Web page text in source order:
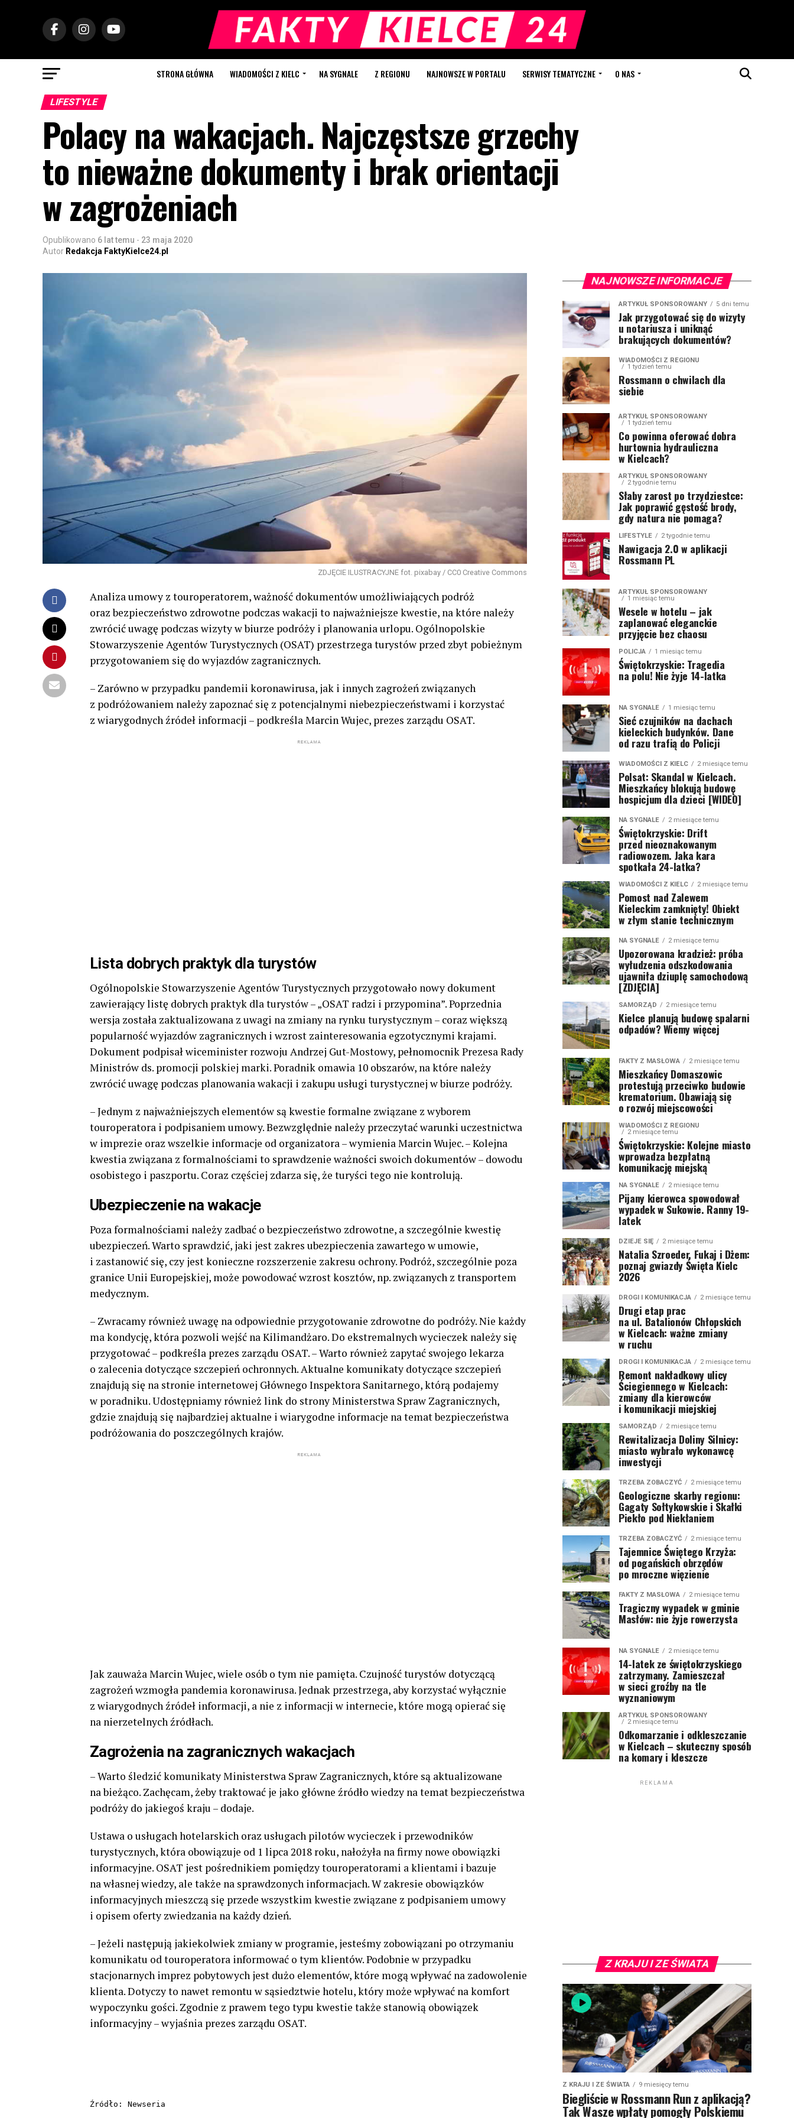
STRONA GŁÓWNA WIADOMOŚCI Z KIELC NA SYGNALE Z REGIONU NAJNOWSZE W PORTALU SERWISY TEMATYCZNE O NAS
LIFESTYLE
Polacy na wakacjach. Najczęstsze grzechy
to nieważne dokumenty i brak orientacji
w zagrożeniach
Opublikowano 6 lat temu - 23 maja 2020
Autor Redakcja FaktyKielce24.pl
ZDJĘCIE ILUSTRACYJNE fot. pixabay / CC0 Creative Commons
Analiza umowy z touroperatorem, ważność dokumentów umożliwiających podróż
oraz bezpieczeństwo zdrowotne podczas wakacji to najważniejsze kwestie, na które należy
zwrócić uwagę podczas wizyty w biurze podróży i planowania urlopu. Ogólnopolskie
Stowarzyszenie Agentów Turystycznych (OSAT) przestrzega turystów przed zbyt pobieżnym
przygotowaniem się do wyjazdów zagranicznych.
– Zarówno w przypadku pandemii koronawirusa, jak i innych zagrożeń związanych
z podróżowaniem należy zapoznać się z potencjalnymi niebezpieczeństwami i korzystać
z wiarygodnych źródeł informacji – podkreśla Marcin Wujec, prezes zarządu OSAT.
Lista dobrych praktyk dla turystów
Ogólnopolskie Stowarzyszenie Agentów Turystycznych przygotowało nowy dokument
zawierający listę dobrych praktyk dla turystów – „OSAT radzi i przypomina”. Poprzednia
wersja została zaktualizowana z uwagi na zmiany na rynku turystycznym – coraz większą
popularność wyjazdów zagranicznych i wzrost zainteresowania egzotycznymi krajami.
Dokument podpisał wiceminister rozwoju Andrzej Gut-Mostowy, pełnomocnik Prezesa Rady
Ministrów ds. promocji polskiej marki. Poradnik omawia 10 obszarów, na które należy
zwrócić uwagę podczas planowania wakacji i zakupu usługi turystycznej w biurze podróży.
– Jednym z najważniejszych elementów są kwestie formalne związane z wyborem
touroperatora i podpisaniem umowy. Bezwzględnie należy przeczytać warunki uczestnictwa
w imprezie oraz wszelkie informacje od organizatora – wymienia Marcin Wujec. – Kolejna
kwestia związana z formalnościami to sprawdzenie ważności swoich dokumentów – dowodu
osobistego i paszportu. Coraz częściej zdarza się, że turyści tego nie kontrolują.
Ubezpieczenie na wakacje
Poza formalnościami należy zadbać o bezpieczeństwo zdrowotne, a szczególnie kwestię
ubezpieczeń. Warto sprawdzić, jaki jest zakres ubezpieczenia zawartego w umowie,
i zastanowić się, czy jest konieczne rozszerzenie zakresu ochrony. Podróż, szczególnie poza
granice Unii Europejskiej, może powodować wzrost kosztów, np. związanych z transportem
medycznym.
– Zwracamy również uwagę na odpowiednie przygotowanie zdrowotne do podróży. Nie każdy
ma kondycję, która pozwoli wejść na Kilimandżaro. Do ekstremalnych wycieczek należy się
przygotować – podkreśla prezes zarządu OSAT. – Warto również zapytać swojego lekarza
o zalecenia dotyczące szczepień ochronnych. Aktualne komunikaty dotyczące szczepień
znajdują się na stronie internetowej Głównego Inspektora Sanitarnego, którą podajemy
w poradniku. Udostępniamy również link do strony Ministerstwa Spraw Zagranicznych,
gdzie znajdują się najbardziej aktualne i wiarygodne informacje na temat bezpieczeństwa
podróżowania do poszczególnych krajów.
Jak zauważa Marcin Wujec, wiele osób o tym nie pamięta. Czujność turystów dotyczącą
zagrożeń wzmogła pandemia koronawirusa. Jednak przestrzega, aby korzystać wyłącznie
z wiarygodnych źródeł informacji, a nie z informacji w internecie, które mogą opierać się
na nierzetelnych źródłach.
Zagrożenia na zagranicznych wakacjach
– Warto śledzić komunikaty Ministerstwa Spraw Zagranicznych, które są aktualizowane
na bieżąco. Zachęcam, żeby traktować je jako główne źródło wiedzy na temat bezpieczeństwa
podróży do jakiegoś kraju – dodaje.
Ustawa o usługach hotelarskich oraz usługach pilotów wycieczek i przewodników
turystycznych, która obowiązuje od 1 lipca 2018 roku, nałożyła na firmy nowe obowiązki
informacyjne. OSAT jest pośrednikiem pomiędzy touroperatorami a klientami i bazuje
na własnej wiedzy, ale także na sprawdzonych informacjach. W zakresie obowiązków
informacyjnych mieszczą się przede wszystkim kwestie związane z podpisaniem umowy
i opisem oferty zwiedzania na każdy dzień.
– Jeżeli następują jakiekolwiek zmiany w programie, jesteśmy zobowiązani po otrzymaniu
komunikatu od touroperatora informować o tym klientów. Podobnie w przypadku
stacjonarnych imprez pobytowych jest dużo elementów, które mogą wpływać na zadowolenie
klienta. Dotyczy to nawet remontu w sąsiedztwie hotelu, który może wpływać na komfort
wypoczynku gości. Zgodnie z prawem tego typu kwestie także stanowią obowiązek
informacyjny – wyjaśnia prezes zarządu OSAT.
Źródło: Newseria
NAJNOWSZE INFORMACJE
ARTYKUŁ SPONSOROWANY 5 dni temu
Jak przygotować się do wizyty
u notariusza i uniknąć
brakujących dokumentów?
WIADOMOŚCI Z REGIONU
1 tydzień temu
Rossmann o chwilach dla
siebie
ARTYKUŁ SPONSOROWANY
1 tydzień temu
Co powinna oferować dobra
hurtownia hydrauliczna
w Kielcach?
ARTYKUŁ SPONSOROWANY
2 tygodnie temu
Słaby zarost po trzydziestce:
Jak poprawić gęstość brody,
gdy natura nie pomaga?
LIFESTYLE 2 tygodnie temu
Nawigacja 2.0 w aplikacji
Rossmann PL
ARTYKUŁ SPONSOROWANY
1 miesiąc temu
Wesele w hotelu – jak
zaplanować eleganckie
przyjęcie bez chaosu
POLICJA 1 miesiąc temu
Świętokrzyskie: Tragedia
na polu! Nie żyje 14-latka
NA SYGNALE 1 miesiąc temu
Sieć czujników na dachach
kieleckich budynków. Dane
od razu trafią do Policji
WIADOMOŚCI Z KIELC 2 miesiące temu
Polsat: Skandal w Kielcach.
Mieszkańcy blokują budowę
hospicjum dla dzieci [WIDEO]
NA SYGNALE 2 miesiące temu
Świętokrzyskie: Drift
przed nieoznakowanym
radiowozem. Jaka kara
spotkała 24-latka?
WIADOMOŚCI Z KIELC 2 miesiące temu
Pomost nad Zalewem
Kieleckim zamknięty! Obiekt
w złym stanie technicznym
NA SYGNALE 2 miesiące temu
Upozorowana kradzież: próba
wyłudzenia odszkodowania
ujawniła dziuplę samochodową
[ZDJĘCIA]
SAMORZĄD 2 miesiące temu
Kielce planują budowę spalarni
odpadów? Wiemy więcej
FAKTY Z MASŁOWA 2 miesiące temu
Mieszkańcy Domaszowic
protestują przeciwko budowie
krematorium. Obawiają się
o rozwój miejscowości
WIADOMOŚCI Z REGIONU
2 miesiące temu
Świętokrzyskie: Kolejne miasto
wprowadza bezpłatną
komunikację miejską
NA SYGNALE 2 miesiące temu
Pijany kierowca spowodował
wypadek w Sukowie. Ranny 19-
latek
DZIEJE SIĘ 2 miesiące temu
Natalia Szroeder, Fukaj i Dżem:
poznaj gwiazdy Święta Kielc
2026
DROGI I KOMUNIKACJA 2 miesiące temu
Drugi etap prac
na ul. Batalionów Chłopskich
w Kielcach: ważne zmiany
w ruchu
DROGI I KOMUNIKACJA 2 miesiące temu
Remont nakładkowy ulicy
Ściegiennego w Kielcach:
zmiany dla kierowców
i komunikacji miejskiej
SAMORZĄD 2 miesiące temu
Rewitalizacja Doliny Silnicy:
miasto wybrało wykonawcę
inwestycji
TRZEBA ZOBACZYĆ 2 miesiące temu
Geologiczne skarby regionu:
Gagaty Sołtykowskie i Skałki
Piekło pod Niekłaniem
TRZEBA ZOBACZYĆ 2 miesiące temu
Tajemnice Świętego Krzyża:
od pogańskich obrzędów
po mroczne więzienie
FAKTY Z MASŁOWA 2 miesiące temu
Tragiczny wypadek w gminie
Masłów: nie żyje rowerzysta
NA SYGNALE 2 miesiące temu
14-latek ze świętokrzyskiego
zatrzymany. Zamieszczał
w sieci groźby na tle
wyznaniowym
ARTYKUŁ SPONSOROWANY
2 miesiące temu
Odkomarzanie i odkleszczanie
w Kielcach – skuteczny sposób
na komary i kleszcze
REKLAMA
Z KRAJU I ZE ŚWIATA
Z KRAJU I ZE ŚWIATA 9 miesięcy temu
Biegliście w Rossmann Run z aplikacją?
Tak Wasze wpłaty pomogły Polskiemu